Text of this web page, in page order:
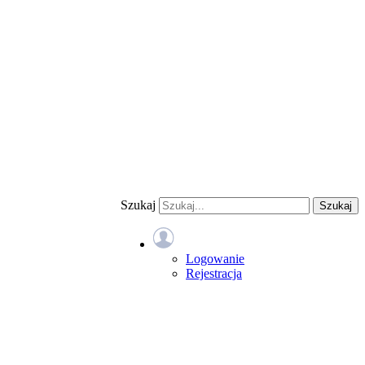
Szukaj
Szukaj
Logowanie
Rejestracja